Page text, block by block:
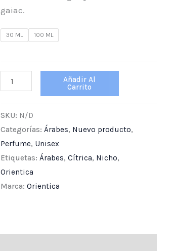
gaiac.
30 ML 100 ML
Añadir Al
Carrito
SKU: N/D
Categorías: Árabes, Nuevo producto,
Perfume, Unisex
Etiquetas: Árabes, Cítrica, Nicho,
Orientica
Marca: Orientica